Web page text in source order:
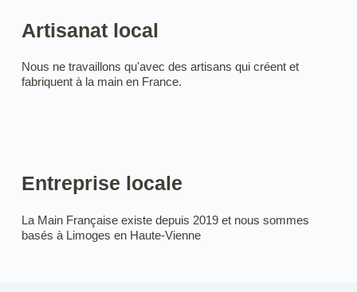
Artisanat local
Nous ne travaillons qu'avec des artisans qui créent et
fabriquent à la main en France.
Entreprise locale
La Main Française existe depuis 2019 et nous sommes
basés à Limoges en Haute-Vienne